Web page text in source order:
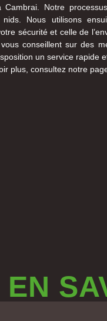
Cambrai. Notre
Nous utilisons
sécurité et celle de
conseillent sur des
un service rapide
plus, consultez notre
EN